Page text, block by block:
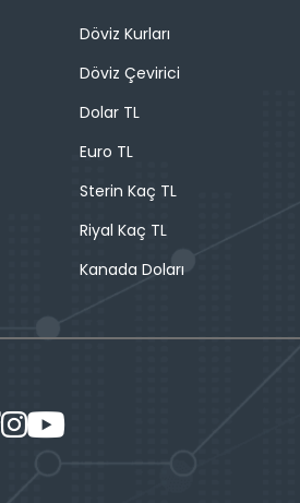
Döviz Kurları
Döviz Çevirici
Dolar TL
Euro TL
Sterin Kaç TL
Riyal Kaç TL
Kanada Doları